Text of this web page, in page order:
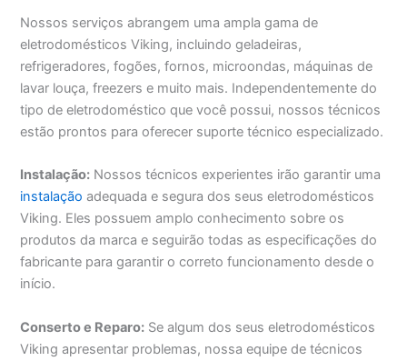
Nossos serviços abrangem uma ampla gama de
eletrodomésticos Viking, incluindo geladeiras,
refrigeradores, fogões, fornos, microondas, máquinas de
lavar louça, freezers e muito mais. Independentemente do
tipo de eletrodoméstico que você possui, nossos técnicos
estão prontos para oferecer suporte técnico especializado.
Instalação: Nossos técnicos experientes irão garantir uma
instalação adequada e segura dos seus eletrodomésticos
Viking. Eles possuem amplo conhecimento sobre os
produtos da marca e seguirão todas as especificações do
fabricante para garantir o correto funcionamento desde o
início.
Conserto e Reparo: Se algum dos seus eletrodomésticos
Viking apresentar problemas, nossa equipe de técnicos